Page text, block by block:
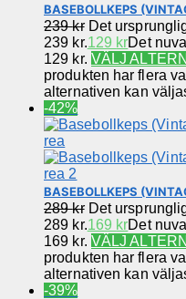
BASEBOLLKEPS
239kr Det
239 kr.129 krDet
129 kr. VÄLJ
produkten har flera
alternativen kan
-42%
BASEBOLLKEPS
289kr Det
289 kr.169 krDet
169 kr. VÄLJ
produkten har flera
alternativen kan
-39%